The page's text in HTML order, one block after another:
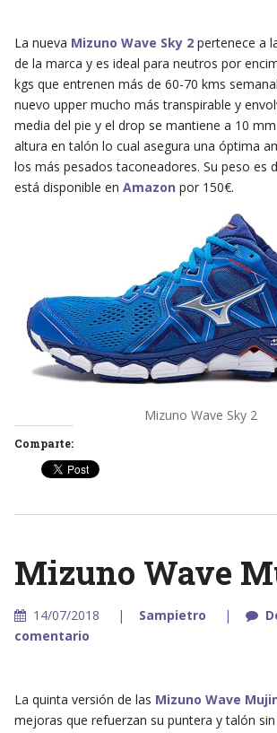
La nueva Mizuno Wave Sky 2pertenece a
de la marca y es ideal para neutros por
kgs que entrenen más de 60-70 kms
nuevo upper mucho más transpirable y
media del pie y el drop se mantiene a 10
altura en talón lo cual asegura una óptima
los más pesados taconeadores. Su peso es
está disponible en Amazon por 150€.
Mizuno Wave Sky 2
Comparte:
Mizuno Wave
14/07/2018 Sampietro
comentario
La quinta versión de las Mizuno Wave
mejoras que refuerzan su puntera y talón